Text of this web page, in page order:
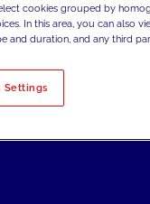
cookies grouped by
In this area, you can also
and duration, and any third
Settings